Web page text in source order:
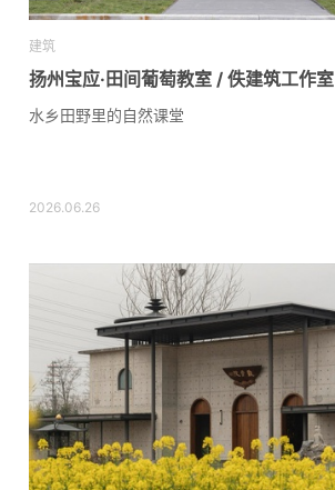
建筑
扬州宝应·田间葡萄教室 / 佚建筑工作室
水乡田野里的自然课堂
2026.06.26